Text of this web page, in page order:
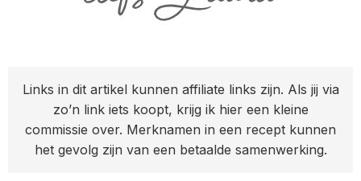
Links in dit artikel kunnen affiliate links zijn. Als jij via
zo’n link iets koopt, krijg ik hier een kleine
commissie over. Merknamen in een recept kunnen
het gevolg zijn van een betaalde samenwerking.